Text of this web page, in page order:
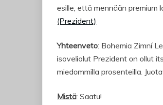
esille, että mennään premium
(Prezident)
Yhteenveto: Bohemia Zimní
isoveliolut Prezident on ollut
miedommilla prosenteilla.
Mistä: Saatu!